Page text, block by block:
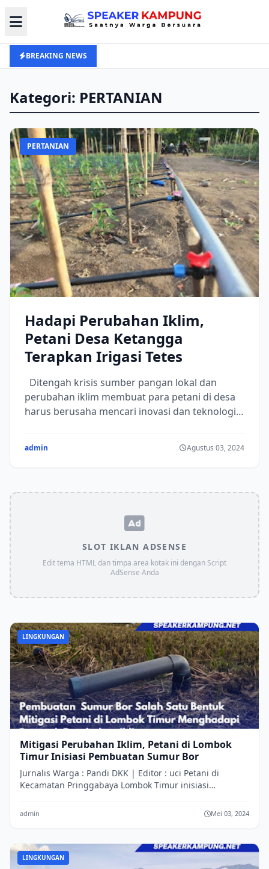
BREAKING NEWS
Kategori: PERTANIAN
PERTANIAN
Hadapi Perubahan Iklim,
Petani Desa Ketangga
Terapkan Irigasi Tetes
Ditengah krisis sumber pangan lokal dan
perubahan iklim membuat para petani di desa
harus berusaha mencari inovasi dan teknologi
admin Agustus 03, 2024
SLOT IKLAN ADSENSE
Edit tema HTML dan timpa area kotak ini dengan Script
AdSense Anda
LINGKUNGAN
Mitigasi Perubahan Iklim, Petani di Lombok
Timur Inisiasi Pembuatan Sumur Bor
Jurnalis Warga : Pandi DKK | Editor : uci Petani di
Kecamatan Pringgabaya Lombok Timur inisiasi
admin Mei 03, 2024
LINGKUNGAN